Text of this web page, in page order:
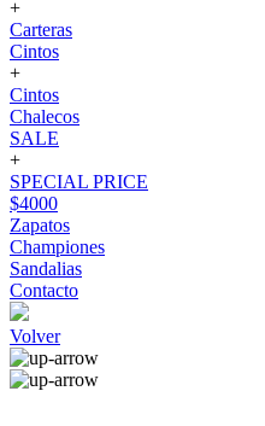
+
Carteras
Cintos
+
Cintos
Chalecos
SALE
+
SPECIAL PRICE
$4000
Zapatos
Championes
Sandalias
Contacto
Volver